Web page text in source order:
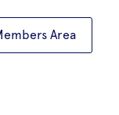
Area